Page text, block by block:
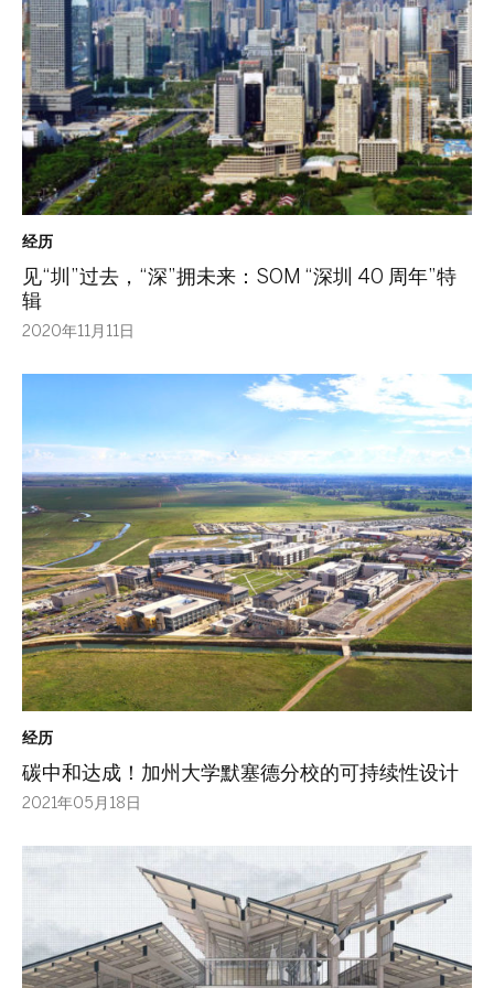
经历
见“圳”过去，“深”拥未来：SOM “深圳 40 周年”特
辑
2020年11月11日
经历
碳中和达成！加州大学默塞德分校的可持续性设计
2021年05月18日